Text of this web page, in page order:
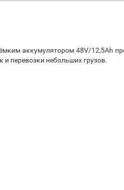
аккумулятором 48V/12,5Ah
перевозки небольших грузов.